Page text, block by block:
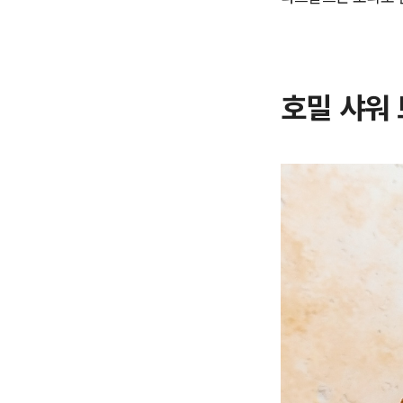
호밀 샤워